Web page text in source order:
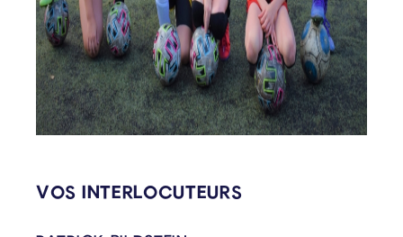
CONTENU LIÉ
VOS INTERLOCUTEURS